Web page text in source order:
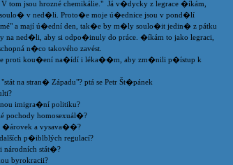
tom jsou hrozné chemikálie." Já v�dycky z legrace �íkám,
v ned�li. Proto�e moje ú�ednice jsou v pond�lí
a mají ú�ední den, tak�e by m�ly soulo�it jedin� z pátku
na ned�li, aby si odpo�inuly do práce. �íkám to jako legraci,
n�co takového zavést.
proti kou�ení na�ídí i léka��m, aby zm�nili p�ístup k
"stát na stran� Západu"? ptá se Petr Št�pánek
imigra�ní politiku?
pochody homosexuál�?
�árovek a vysava��?
p�iblblých regulací?
národních stát�?
byrokracii?